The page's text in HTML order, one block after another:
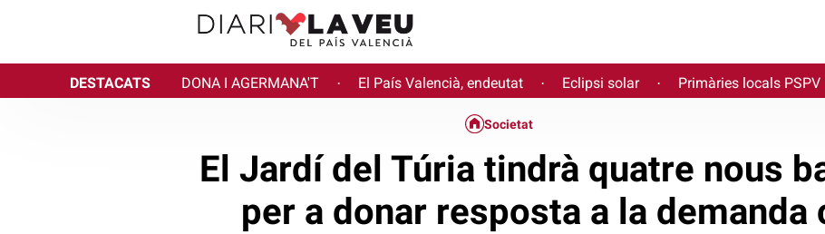
DESTACATS DONA I AGERMANA'T · El País Valencià, endeutat · Eclipsi solar · Primàries locals PSPV
Societat
El Jardí del Túria tindrà quatre nous
per a donar resposta a la demanda